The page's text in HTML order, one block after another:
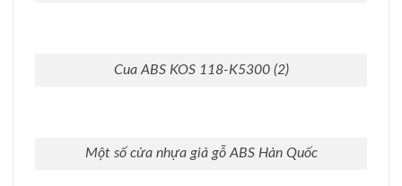
Cua ABS KOS 118-K5300 (2)
Một số cửa nhựa giả gỗ ABS Hàn Quốc